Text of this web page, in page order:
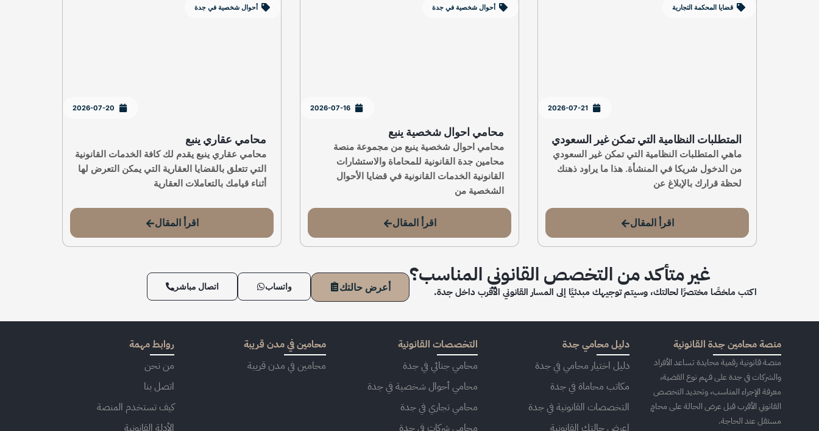
قضايا المحكمة التجارية
2026-07-21
المتطلبات النظامية التي تمكن غير السعودي
ماهي المتطلبات النظامية التي تمكن غير السعودي
من الدخول شريكا في المنشأة. هذا ما يراود ذهنك
لحظة قرارك بالإبلاغ عن
اقرأ المقال
أحوال شخصية في جدة
2026-07-16
محامي احوال شخصية ينبع
محامي احوال شخصية ينبع من مجموعة منصة
محامين جدة القانونية للمحاماة والاستشارات
القانونية الخدمات القانونية في قضايا الأحوال
الشخصية من
اقرأ المقال
أحوال شخصية في جدة
2026-07-20
محامي عقاري ينبع
محامي عقاري ينبع يقدم لك كافة الخدمات القانونية
التي تتعلق بالقضايا العقارية التي يمكن التعرض لها
أثناء قيامك بالتعاملات العقارية
اقرأ المقال
غير متأكد من التخصص القانوني المناسب؟
اكتب ملخصًا مختصرًا لحالتك، وسيتم توجيهك مبدئيًا إلى المسار القانوني الأقرب داخل جدة. أعرض حالتك واتساب اتصال مباشر
منصة محامين جدة القانونية
منصة قانونية رقمية محايدة تساعد الأفراد
والشركات في جدة على فهم نوع القضية،
معرفة الإجراء المناسب، وتحديد التخصص
القانوني الأقرب قبل عرض الحالة على محامٍ
مستقل عند الحاجة.
دليل محامي جدة
دليل اختيار محامي في جدة
مكاتب محاماة في جدة
التخصصات القانونية في جدة
اعرض حالتك القانونية
التخصصات القانونية
محامي جنائي في جدة
محامي أحوال شخصية في جدة
محامي تجاري في جدة
محامي شركات في جدة
محامين في مدن قريبة
محامين في مدن قريبة
روابط مهمة
من نحن
اتصل بنا
كيف تستخدم المنصة
الأدلة القانونية